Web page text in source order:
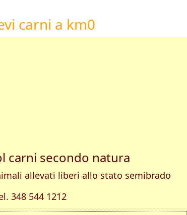
carni a km0
carni secondo natura
allevati liberi allo stato semibrado
348 544 1212